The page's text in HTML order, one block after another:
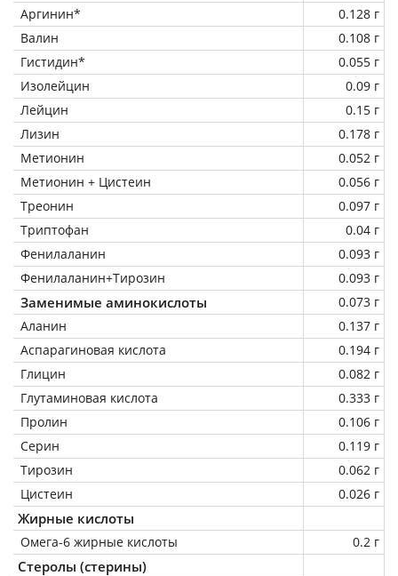
Аргинин*
0.128 г
Валин
0.108 г
Гистидин*
0.055 г
Изолейцин
0.09 г
Лейцин
0.15 г
Лизин
0.178 г
Метионин
0.052 г
Метионин + Цистеин
0.056 г
Треонин
0.097 г
Триптофан
0.04 г
Фенилаланин
0.093 г
Фенилаланин+Тирозин
0.093 г
Заменимые аминокислоты
0.073 г
Аланин
0.137 г
Аспарагиновая кислота
0.194 г
Глицин
0.082 г
Глутаминовая кислота
0.333 г
Пролин
0.106 г
Серин
0.119 г
Тирозин
0.062 г
Цистеин
0.026 г
Жирные кислоты
Омега-6 жирные кислоты 0.2 г
Стеролы (стерины)